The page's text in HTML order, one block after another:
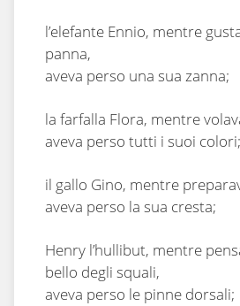
l’elefante Ennio, mentre
panna,
aveva perso una sua zanna;
la farfalla Flora, mentre
aveva perso tutti i suoi colori;
il gallo Gino, mentre
aveva perso la sua cresta;
Henry l’hullibut, mentre
bello degli squali,
aveva perso le pinne dorsali;